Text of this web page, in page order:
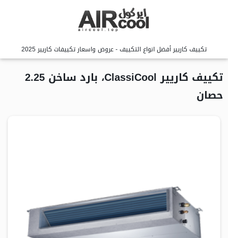
تكييف كاريير أفضل انواع التكييف - عروض واسعار تكييفات كاريير 2025
تكييف كاريير ClassiCool، بارد ساخن 2.25
حصان